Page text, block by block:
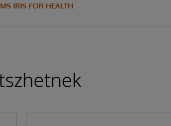
IRIS FOR HEALTH